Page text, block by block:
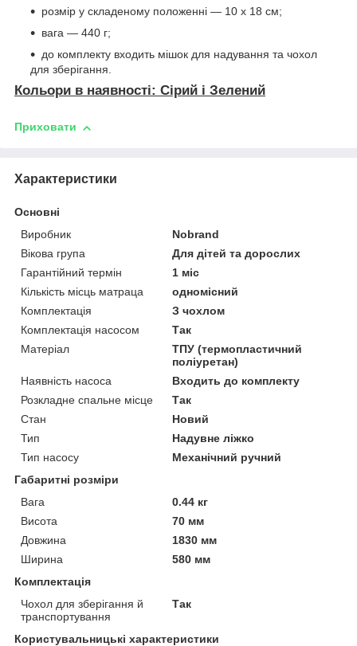
розмір у складеному положенні — 10 х 18 см;
вага — 440 г;
до комплекту входить мішок для надування та чохол
для зберігання.
Кольори в наявності: Сірий і Зелений
Приховати
Характеристики
Основні
Виробник
Nobrand
Вікова група
Для дітей та дорослих
Гарантійний термін
1 міс
Кількість місць матраца
одномісний
Комплектація
З чохлом
Комплектація насосом
Так
Матеріал
ТПУ (термопластичний
поліуретан)
Наявність насоса
Входить до комплекту
Розкладне спальне місце
Так
Стан
Новий
Тип
Надувне ліжко
Тип насосу
Механічний ручний
Габаритні розміри
Вага
0.44 кг
Висота
70 мм
Довжина
1830 мм
Ширина
580 мм
Комплектація
Чохол для зберігання й
транспортування
Так
Користувальницькі характеристики